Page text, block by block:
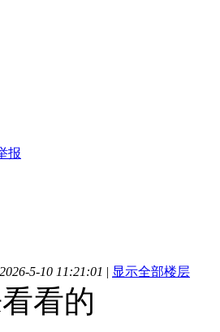
报
5-10 11:21:01 | 显示全部楼层
看的